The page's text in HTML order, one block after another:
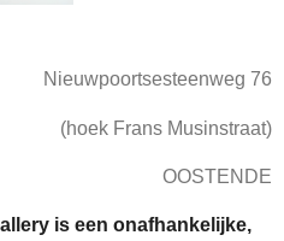
Nieuwpoortsesteenweg 76
(hoek Frans Musinstraat)
OOSTENDE
is een onafhankelijke,